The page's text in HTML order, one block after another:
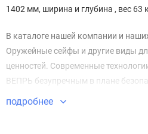
1402 мм, ширина и глубина , вес 63
В каталоге нашей компании и
Оружейные сейфы и другие виды
ценностей. Современные
ВЕПРЬ безупречным в плане
имущества.
подробнее